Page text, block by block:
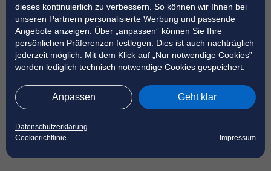
dieses kontinuierlich zu verbessern. So können wir Ihnen bei
unseren Partnern personalisierte Werbung und passende
Angebote anzeigen. Über „anpassen” können Sie Ihre
persönlichen Präferenzen festlegen. Dies ist auch nachträglich
jederzeit möglich. Mit dem Klick auf „Nur notwendige Cookies”
werden lediglich technisch notwendige Cookies gespeichert.
Anpassen Geht klar
Datenschutzerklärung
Cookierichtlinie
Impressum